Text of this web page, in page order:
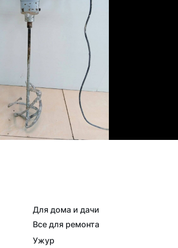
Для дома и дачи
Все для ремонта
Ужур